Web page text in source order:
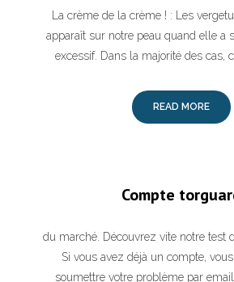
La crème de la crème ! : Les
apparaît sur notre peau quand elle a
excessif. Dans la majorité des cas,
READ MORE
Compte
du marché. Découvrez vite notre test
Si vous avez déjà un compte,
soumettre votre problème par